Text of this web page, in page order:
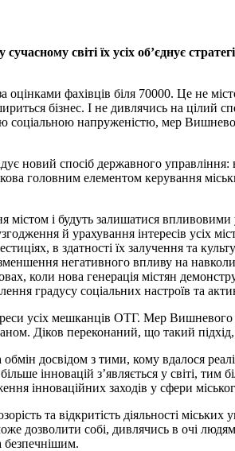
світі їх усіх об’єднує
фахівців біля 70000. Це не
бізнес. І не дивлячись на
напруженістю, мер
новий спосіб державного
головним елементом керування
і будуть залишатися
й урахування інтересів усіх
в здатності їх залучення та
негативного впливу на
коли нова генерація містян
градусу соціальних настроїв та
усіх мешканців ОТГ. Мер
Діков переконаний, що такий
досвідом з тими, кому вдалося
інновацій з’являється у світі, тим
інноваційних заходів у сфери
та відкритість діяльності
собі, дивлячись в очі
безпечнішим.